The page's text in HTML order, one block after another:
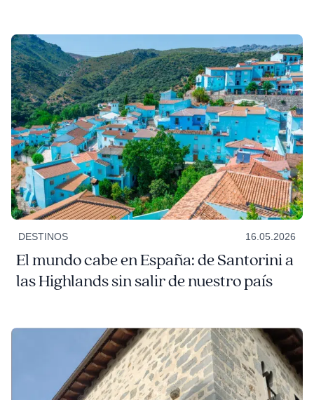
DESTINOS 16.05.2026
El mundo cabe en España: de Santorini a
las Highlands sin salir de nuestro país